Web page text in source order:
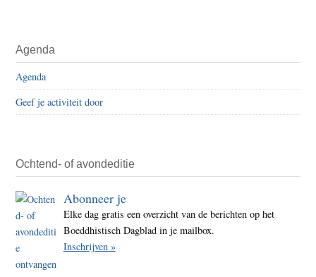
Agenda
Agenda
Geef je activiteit door
Ochtend- of avondeditie
Abonneer je
Elke dag gratis een overzicht van de berichten op het
Boeddhistisch Dagblad in je mailbox.
Inschrijven »